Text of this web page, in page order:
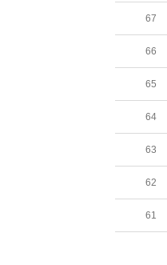
67
66
65
64
63
62
61